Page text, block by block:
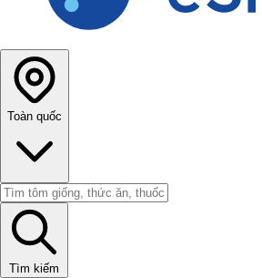
Toàn quốc
Tìm kiếm